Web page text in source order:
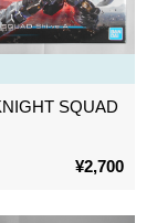
SQUAD
¥2,700